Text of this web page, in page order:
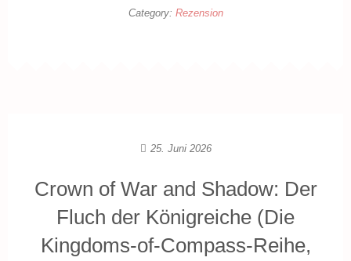
Category: Rezension
25. Juni 2026
Crown of War and Shadow: Der
Fluch der Königreiche (Die
Kingdoms-of-Compass-Reihe,